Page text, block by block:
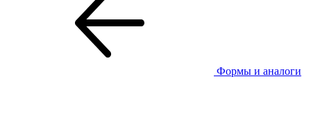
Формы и аналоги